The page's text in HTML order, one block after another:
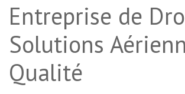
Entreprise de
Solutions
Qualité